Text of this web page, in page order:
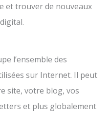
et trouver de nouveaux
l’ensemble des
sur Internet. Il peut
site, votre blog, vos
et plus globalement